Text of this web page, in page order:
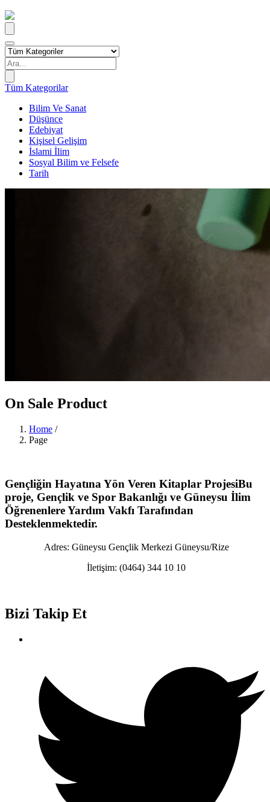
Tüm Kategorilar
Bilim Ve Sanat
Düşünce
Edebiyat
Kişisel Gelişim
İslami İlim
Sosyal Bilim ve Felsefe
Tarih
On Sale Product
Home /
Page
Gençliğin Hayatına Yön Veren Kitaplar ProjesiBu
proje, Gençlik ve Spor Bakanlığı ve Güneysu İlim
Öğrenenlere Yardım Vakfı Tarafından
Desteklenmektedir.
Adres: Güneysu Gençlik Merkezi Güneysu/Rize
İletişim: (0464) 344 10 10
Bizi Takip Et